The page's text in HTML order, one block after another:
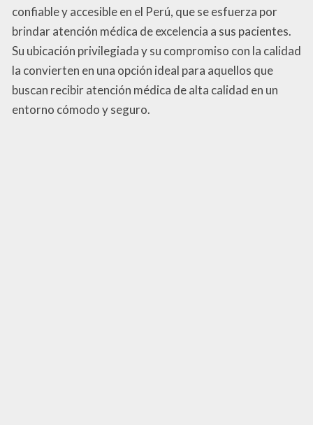
confiable y accesible en el Perú, que se esfuerza por
brindar atención médica de excelencia a sus pacientes.
Su ubicación privilegiada y su compromiso con la calidad
la convierten en una opción ideal para aquellos que
buscan recibir atención médica de alta calidad en un
entorno cómodo y seguro.